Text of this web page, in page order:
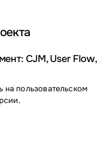
CJM, User Flow,
пользовательском